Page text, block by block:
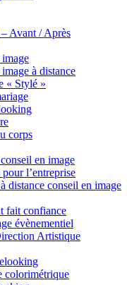
Avant / Après
à distance
« Stylé »
corps
en image
pour l’entreprise
distance conseil en image
fait confiance
évènementiel
Artistique
colorimétrique